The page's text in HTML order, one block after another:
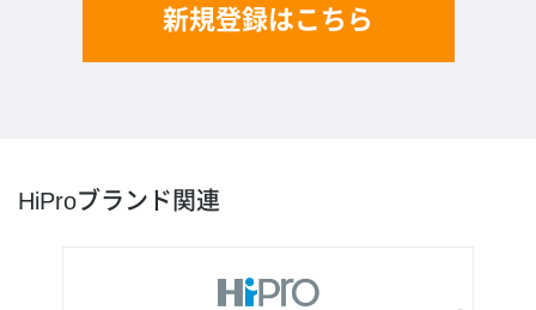
新規登録はこちら
HiProブランド関連